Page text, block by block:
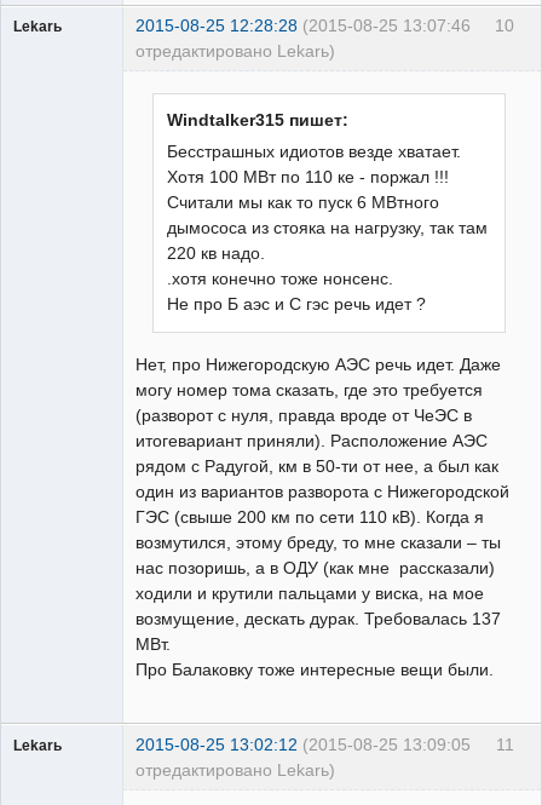
10
Lekarь 2015-08-25 12:28:28 (2015-08-25 13:07:46
отредактировано Lekarь)
Windtalker315 пишет:
Бесстрашных идиотов везде хватает.
Хотя 100 МВт по 110 ке - поржал !!!
Считали мы как то пуск 6 МВтного
дымососа из стояка на нагрузку, так там
220 кв надо.
.хотя конечно тоже нонсенс.
Не про Б аэс и С гэс речь идет ?
Нет, про Нижегородскую АЭС речь идет. Даже
могу номер тома сказать, где это требуется
(разворот с нуля, правда вроде от ЧеЭС в
итогевариант приняли). Расположение АЭС
рядом с Радугой, км в 50-ти от нее, а был как
один из вариантов разворота с Нижегородской
ГЭС (свыше 200 км по сети 110 кВ). Когда я
возмутился, этому бреду, то мне сказали – ты
нас позоришь, а в ОДУ (как мне рассказали)
ходили и крутили пальцами у виска, на мое
возмущение, дескать дурак. Требовалась 137
МВт.
Про Балаковку тоже интересные вещи были.
11
Lekarь 2015-08-25 13:02:12 (2015-08-25 13:09:05
отредактировано Lekarь)